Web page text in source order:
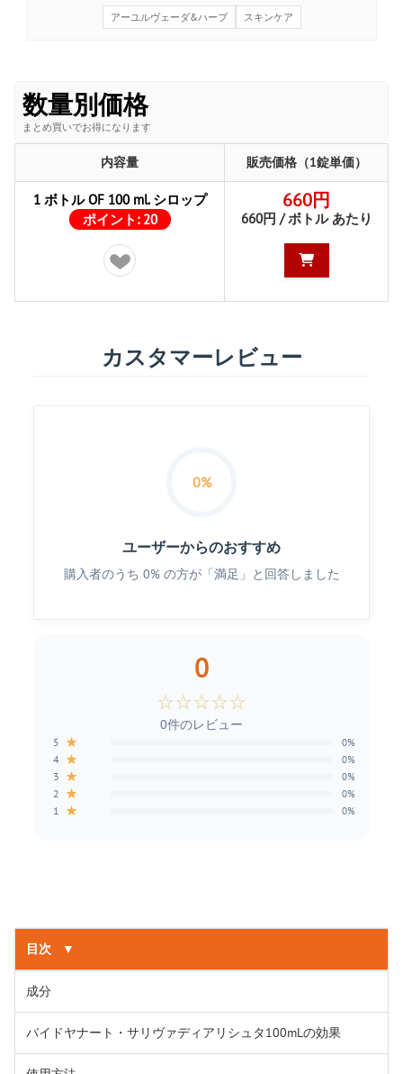
アーユルヴェーダ&ハーブ スキンケア
数量別価格
まとめ買いでお得になります
内容量 販売価格（1錠単価）
1 ボトル OF 100 ml. シロップ
ポイント: 20
660円
660円 / ボトル あたり
カスタマーレビュー
0%
ユーザーからのおすすめ
購入者のうち 0% の方が「満足」と回答しました
0
☆☆☆☆☆
0件のレビュー
5 ★ 0%
4 ★ 0%
3 ★ 0%
2 ★ 0%
1 ★ 0%
目次 ▼
成分
バイドヤナート・サリヴァディアリシュタ100mLの効果